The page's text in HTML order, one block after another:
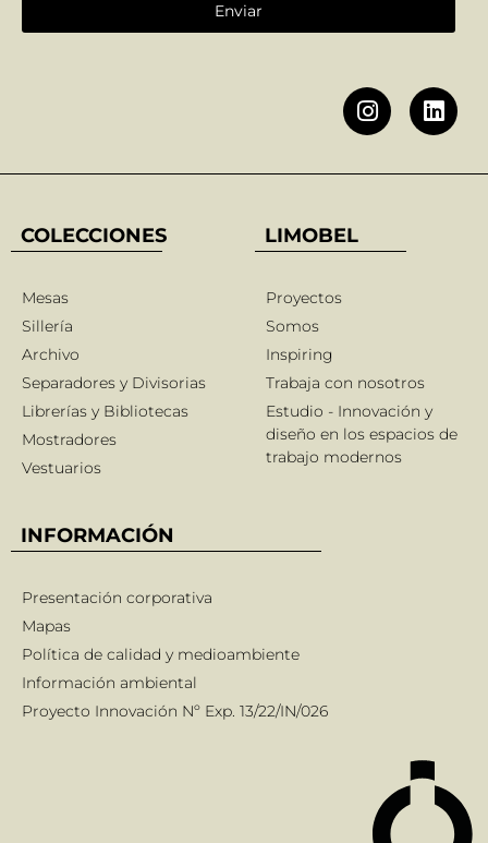
Enviar
COLECCIONES
Mesas
Sillería
Archivo
Separadores y Divisorias
Librerías y Bibliotecas
Mostradores
Vestuarios
LIMOBEL
Proyectos
Somos
Inspiring
Trabaja con nosotros
Estudio - Innovación y
diseño en los espacios de
trabajo modernos
INFORMACIÓN
Presentación corporativa
Mapas
Política de calidad y medioambiente
Información ambiental
Proyecto Innovación Nº Exp. 13/22/IN/026